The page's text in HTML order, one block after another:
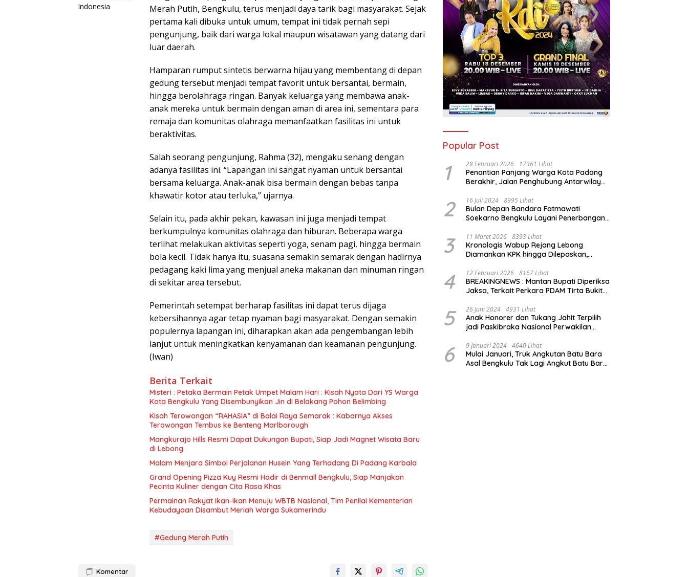
Merah Putih, Bengkulu, terus menjadi daya tarik bagi masyarakat. Sejak
pertama kali dibuka untuk umum, tempat ini tidak pernah sepi
pengunjung, baik dari warga lokal maupun wisatawan yang datang dari
luar daerah.
Hamparan rumput sintetis berwarna hijau yang membentang di depan
gedung tersebut menjadi tempat favorit untuk bersantai, bermain,
hingga berolahraga ringan. Banyak keluarga yang membawa anak-
anak mereka untuk bermain dengan aman di area ini, sementara para
remaja dan komunitas olahraga memanfaatkan fasilitas ini untuk
beraktivitas.
Salah seorang pengunjung, Rahma (32), mengaku senang dengan
adanya fasilitas ini. “Lapangan ini sangat nyaman untuk bersantai
bersama keluarga. Anak-anak bisa bermain dengan bebas tanpa
khawatir kotor atau terluka,” ujarnya.
Selain itu, pada akhir pekan, kawasan ini juga menjadi tempat
berkumpulnya komunitas olahraga dan hiburan. Beberapa warga
terlihat melakukan aktivitas seperti yoga, senam pagi, hingga bermain
bola kecil. Tidak hanya itu, suasana semakin semarak dengan hadirnya
pedagang kaki lima yang menjual aneka makanan dan minuman ringan
di sekitar area tersebut.
Pemerintah setempat berharap fasilitas ini dapat terus dijaga
kebersihannya agar tetap nyaman bagi masyarakat. Dengan semakin
populernya lapangan ini, diharapkan akan ada pengembangan lebih
lanjut untuk meningkatkan kenyamanan dan keamanan pengunjung.
(Iwan)
Berita Terkait
Misteri : Petaka Bermain Petak Umpet Malam Hari : Kisah Nyata Dari YS Warga
Kota Bengkulu Yang Disembunyikan Jin di Belakang Pohon Belimbing
Kisah Terowongan “RAHASIA” di Balai Raya Semarak : Kabarnya Akses
Terowongan Tembus ke Benteng Marlborough
Mangkurajo Hills Resmi Dapat Dukungan Bupati, Siap Jadi Magnet Wisata Baru
di Lebong
Malam Menjara Simbol Perjalanan Husein Yang Terhadang Di Padang Karbala
Grand Opening Pizza Kuy Resmi Hadir di Benmall Bengkulu, Siap Manjakan
Pecinta Kuliner dengan Cita Rasa Khas
Permainan Rakyat Ikan-Ikan Menuju WBTB Nasional, Tim Penilai Kementerian
Kebudayaan Disambut Meriah Warga Sukamerindu
#Gedung Merah Putih
Komentar
Popular Post
1 28 Februari 2026 17361 Lihat
Penantian Panjang Warga Kota Padang
Berakhir, Jalan Penghubung Antarwilayah
2 16 Juli 2024 8995 Lihat
Bulan Depan Bandara Fatmawati
Soekarno Bengkulu Layani Penerbangan
3 11 Maret 2026 8393 Lihat
Kronologis Wabup Rejang Lebong
Diamankan KPK hingga Dilepaskan,
4 12 Februari 2026 8167 Lihat
BREAKINGNEWS : Mantan Bupati Diperiksa
Jaksa, Terkait Perkara PDAM Tirta Bukit
5 26 Juni 2024 4931 Lihat
Anak Honorer dan Tukang Jahit Terpilih
jadi Paskibraka Nasional Perwakilan
6 9 Januari 2024 4640 Lihat
Mulai Januari, Truk Angkutan Batu Bara
Asal Bengkulu Tak Lagi Angkut Batu Bara